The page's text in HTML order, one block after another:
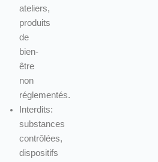
ateliers,
produits
de
bien-
être
non
réglementés.
Interdits:
substances
contrôlées,
dispositifs